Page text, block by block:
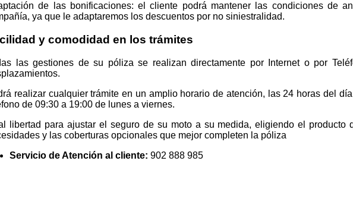
de las bonificaciones: el cliente podrá mantener las condiciones de
ya que le adaptaremos los descuentos por no siniestralidad.
y comodidad en los trámites
las gestiones de su póliza se realizan directamente por Internet o por
realizar cualquier trámite en un amplio horario de atención, las 24 horas del
de 09:30 a 19:00 de lunes a viernes.
libertad para ajustar el seguro de su moto a su medida, eligiendo el producto
y las coberturas opcionales que mejor completen la póliza
Servicio de Atención al cliente: 902 888 985